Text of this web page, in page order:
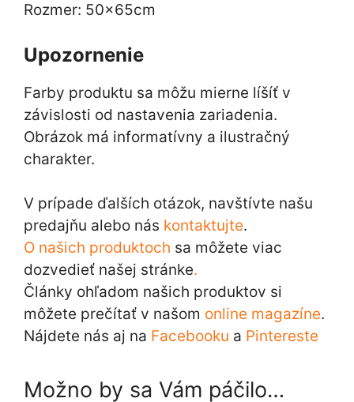
Rozmer: 50x65cm
Upozornenie
Farby produktu sa môžu mierne líšíť v
závislosti od nastavenia zariadenia.
Obrázok má informatívny a ilustračný
charakter.
V prípade ďalších otázok, navštívte našu
predajňu alebo nás kontaktujte.
O našich produktoch sa môžete viac
dozvedieť našej stránke.
Články ohľadom našich produktov si
môžete prečítať v našom online magazíne.
Nájdete nás aj na Facebooku a Pintereste
Možno by sa Vám páčilo…